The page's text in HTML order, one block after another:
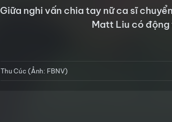
Giữa nghi vấn chia tay nữ ca sĩ
Matt Liu có
Thu Cúc (Ảnh: FBNV)